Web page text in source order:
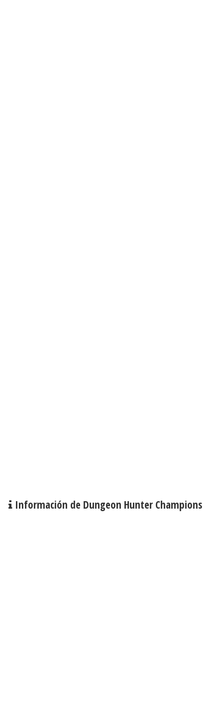
Información de Dungeon Hunter Champions